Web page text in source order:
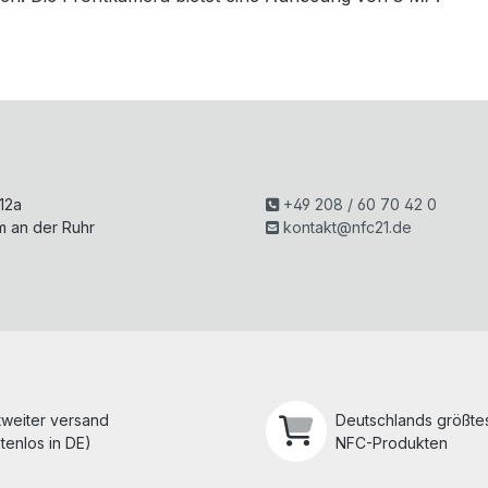
an der Ruhr
+49 208 / 60 70 42 0
kontakt@nfc21.de
versand
in DE)
Deutschlands
NFC-Produkten